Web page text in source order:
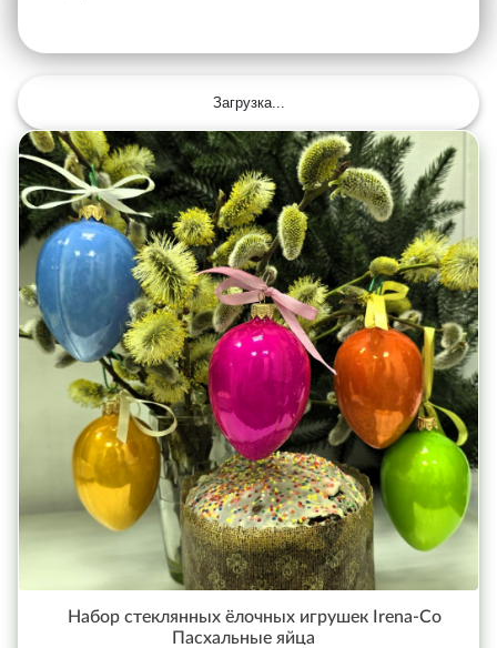
Загрузка...
Набор стеклянных ёлочных игрушек Irena-Co
Пасхальные яйца